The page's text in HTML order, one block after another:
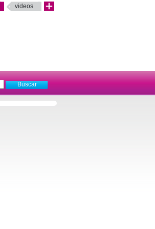
videos